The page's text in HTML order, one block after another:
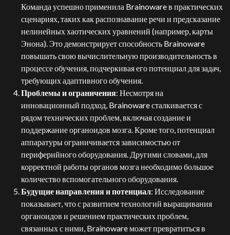
Команда успешно применила Brainoware в практических
сценариях, таких как распознавание речи и предсказание
нелинейных хаотических уравнений (например, карты
Энона). Это демонстрирует способность Brainoware
повышать свою вычислительную производительность в
процессе обучения, подчеркивая его потенциал для задач,
требующих адаптивного обучения.
Проблемы и ограничения: Несмотря на
инновационный подход, Brainoware сталкивается с
рядом технических проблем, включая создание и
поддержание органоидов мозга. Кроме того, потенциал
аппаратуры ограничивается зависимостью от
периферийного оборудования. Другими словами, для
корректной работы органов мозга необходимо большое
количество вспомогательного оборудования.
Будущие направления и потенциал: Исследование
показывает, что с развитием технологий выращивания
органоидов и решением практических проблем,
связанных с ними, Brainoware может превратиться в